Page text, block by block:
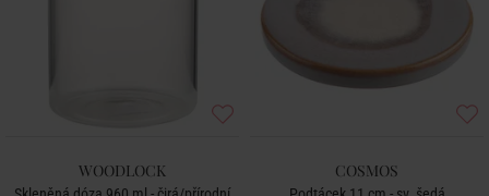
WOODLOCK COSMOS